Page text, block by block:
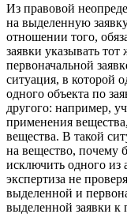
Из правовой
на выделенную
отношении того,
заявки указывать
первоначальной
ситуация, в которой
одного объекта по
другого: например,
применения
вещества. В такой
на вещество, почему
исключить одного из
экспертиза не
выделенной и
выделенной заявки к